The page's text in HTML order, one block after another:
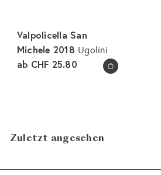
In den Warenkorb legen
Valpolicella San
Michele 2018 Ugolini
ab CHF 25.80
Zuletzt angesehen